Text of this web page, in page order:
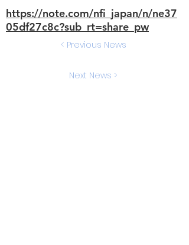
https://note.com/nfi_japan/n/ne37
05df27c8c?sub_rt=share_pw
< Previous News
Next News >